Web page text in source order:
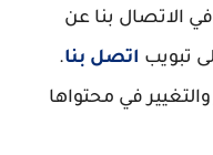
الاتصال بنا عن
تبويب اتصل بنا.
في محتواها